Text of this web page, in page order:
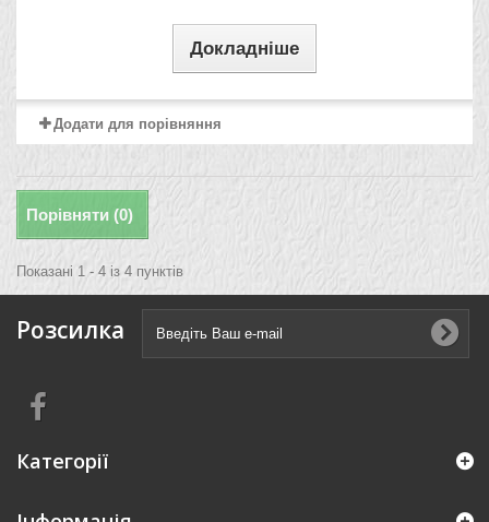
Докладніше
Додати для порівняння
Порівняти (0)
Показані 1 - 4 із 4 пунктів
Розсилка
Категорії